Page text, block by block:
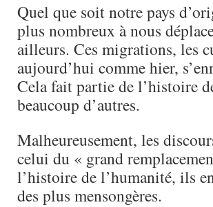
Quel que soit notre pays
plus nombreux à nous
ailleurs. Ces migrations, les
aujourd’hui comme hier,
Cela fait partie de l’histoire
beaucoup d’autres.
Malheureusement, les
celui du « grand
l’histoire de l’humanité, ils
des plus mensongères.